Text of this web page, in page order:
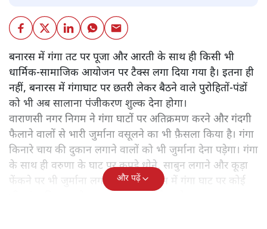
बनारस में गंगा तट पर पूजा और आरती के साथ ही किसी भी
धार्मिक-सामाजिक आयोजन पर टैक्स लगा दिया गया है। इतना ही
नहीं, बनारस में गंगाघाट पर छतरी लेकर बैठने वाले पुरोहितों-पंडों
को भी अब सालाना पंजीकरण शुल्क देना होगा।
वाराणसी नगर निगम ने गंगा घाटों पर अतिक्रमण करने और गंदगी
फैलाने वालों से भारी जुर्माना वसूलने का भी फ़ैसला किया है। गंगा
किनारे चाय की दुकान लगाने वालों को भी जुर्माना देना पड़ेगा। गंगा
के साथ ही वरुणा के घाट पर कपड़े धोने, साबुन लगाने और कूड़ा
फेंकने पर भी जुर्माना लगा दिया है। बनारस में गंगा घाट पर कोई
और पढ़ें